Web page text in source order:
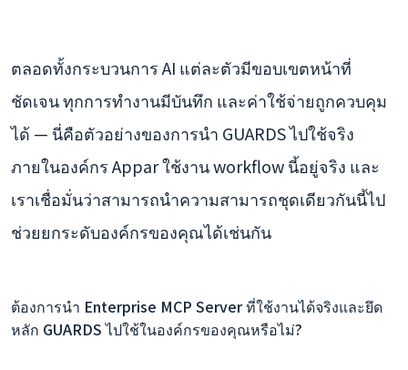
ตลอดทั้งกระบวนการ AI แต่ละตัวมีขอบเขตหน้าที่
ชัดเจน ทุกการทำงานมีบันทึก และค่าใช้จ่ายถูกควบคุม
ได้ — นี่คือตัวอย่างของการนำ GUARDS ไปใช้จริง
ภายในองค์กร Appar ใช้งาน workflow นี้อยู่จริง และ
เราเชื่อมั่นว่าสามารถนำความสามารถชุดเดียวกันนี้ไป
ช่วยยกระดับองค์กรของคุณได้เช่นกัน
ต้องการนำ Enterprise MCP Server ที่ใช้งานได้จริงและยึด
หลัก GUARDS ไปใช้ในองค์กรของคุณหรือไม่?